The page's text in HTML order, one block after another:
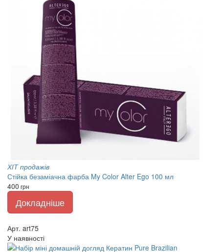
ХІТ продажів
Стійка безаміачна фарба My Color Alter Ego 100 мл
400 грн
Докладніше
Арт. art75
У наявності